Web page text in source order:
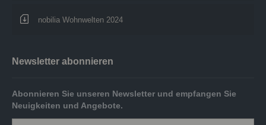
nobilia Wohnwelten 2024
Newsletter abonnieren
Abonnieren Sie unseren Newsletter und empfangen Sie
Neuigkeiten und Angebote.